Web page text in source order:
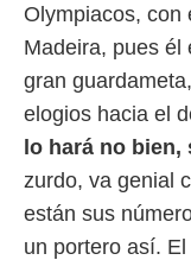
Olympiacos, con
Madeira, pues él
gran
elogios hacia el
lo hará no bien,
zurdo, va genial
están sus
un portero así.